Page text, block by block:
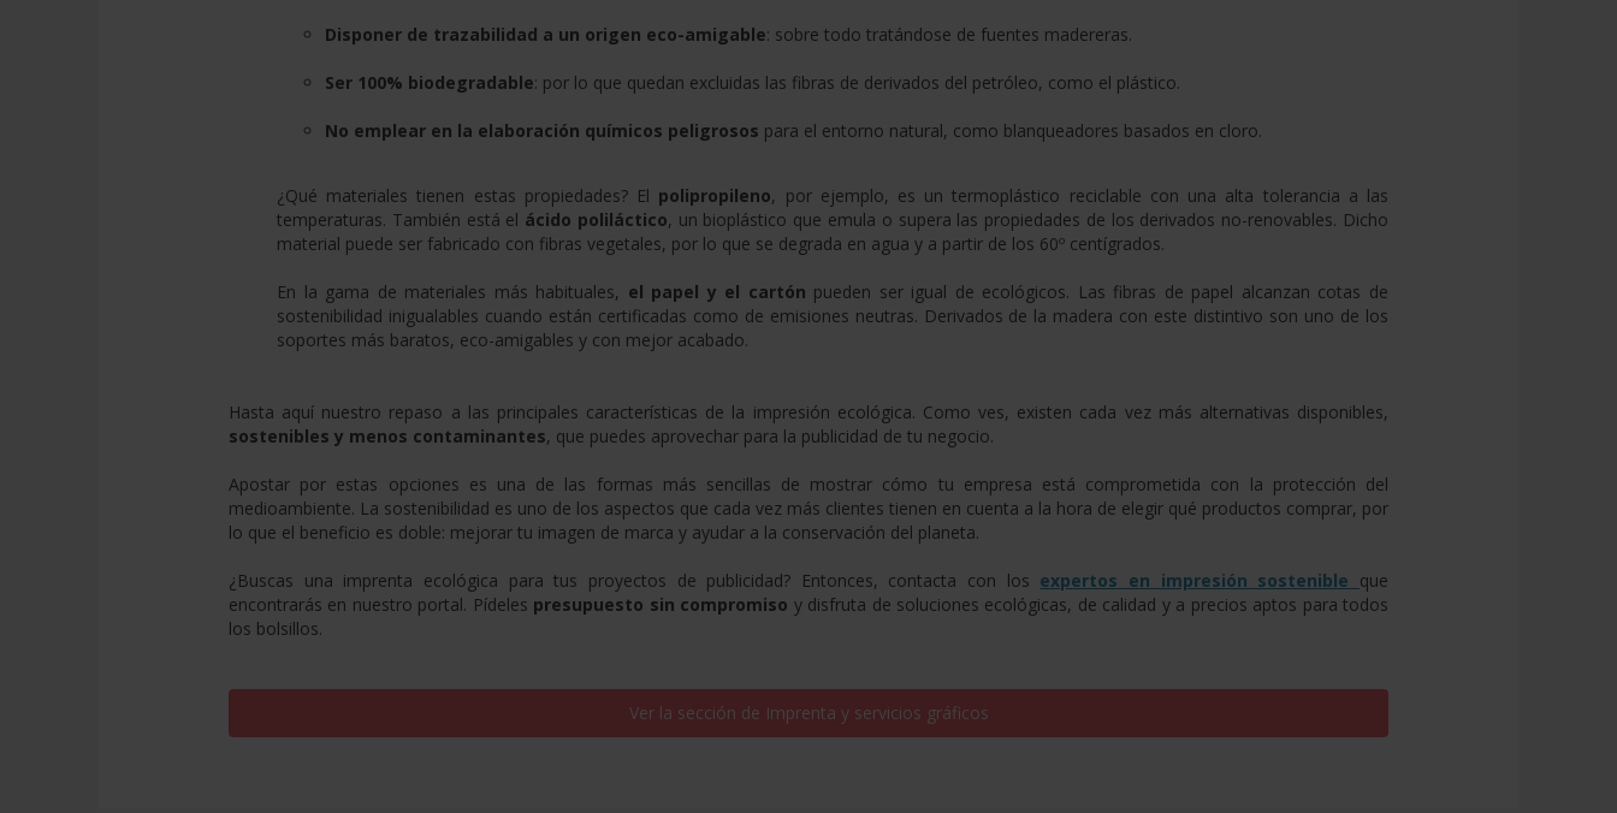
Disponer de trazabilidad a un origen eco-amigable: sobre todo tratándose de fuentes madereras.
Ser 100% biodegradable: por lo que quedan excluidas las fibras de derivados del petróleo, como el plástico.
No emplear en la elaboración químicos peligrosos para el entorno natural, como blanqueadores basados en cloro.
¿Qué materiales tienen estas propiedades? El polipropileno, por ejemplo, es un termoplástico reciclable con una alta tolerancia a las
temperaturas. También está el ácido poliláctico, un bioplástico que emula o supera las propiedades de los derivados no-renovables. Dicho
material puede ser fabricado con fibras vegetales, por lo que se degrada en agua y a partir de los 60º centígrados.
En la gama de materiales más habituales, el papel y el cartón pueden ser igual de ecológicos. Las fibras de papel alcanzan cotas de
sostenibilidad inigualables cuando están certificadas como de emisiones neutras. Derivados de la madera con este distintivo son uno de los
soportes más baratos, eco-amigables y con mejor acabado.
Hasta aquí nuestro repaso a las principales características de la impresión ecológica. Como ves, existen cada vez más alternativas disponibles,
sostenibles y menos contaminantes, que puedes aprovechar para la publicidad de tu negocio.
Apostar por estas opciones es una de las formas más sencillas de mostrar cómo tu empresa está comprometida con la protección del
medioambiente. La sostenibilidad es uno de los aspectos que cada vez más clientes tienen en cuenta a la hora de elegir qué productos comprar, por
lo que el beneficio es doble: mejorar tu imagen de marca y ayudar a la conservación del planeta.
¿Buscas una imprenta ecológica para tus proyectos de publicidad? Entonces, contacta con los expertos en impresión sostenible que
encontrarás en nuestro portal. Pídeles presupuesto sin compromiso y disfruta de soluciones ecológicas, de calidad y a precios aptos para todos
los bolsillos.
Ver la sección de Imprenta y servicios gráficos